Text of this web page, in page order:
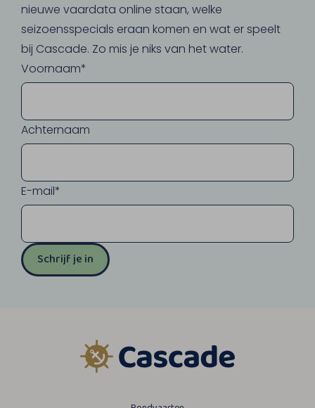
nieuwe vaardata online staan, welke
seizoensspecials eraan komen en wat er speelt
bij Cascade. Zo mis je niks van het water.
Voornaam*
Achternaam
E-mail*
Schrijf je in